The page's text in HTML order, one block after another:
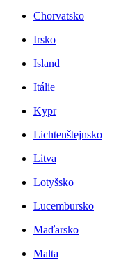
Chorvatsko
Irsko
Island
Itálie
Kypr
Lichtenštejnsko
Litva
Lotyšsko
Lucembursko
Maďarsko
Malta